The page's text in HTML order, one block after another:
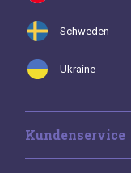
Schweden
Ukraine
Kundenservice